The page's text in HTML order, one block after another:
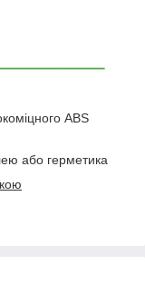
ABS
або герметика